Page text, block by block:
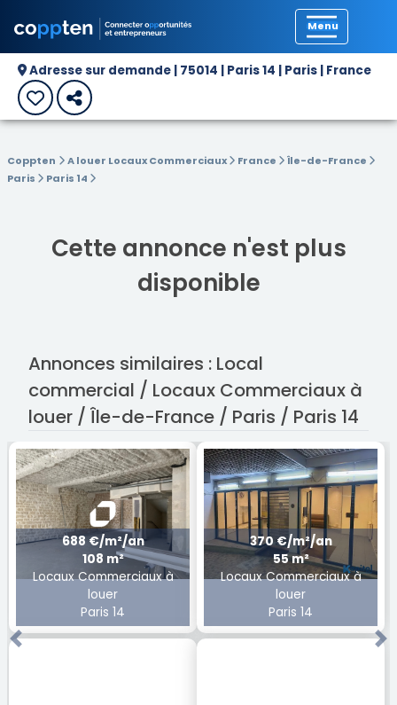
Adresse sur demande | 75014 | Paris 14 | Paris | France
Coppten A louer Locaux Commerciaux France
Île-de-France
Paris
Paris 14
Cette annonce n'est plus
disponible
Annonces similaires : Local
commercial / Locaux Commerciaux à
louer / Île-de-France / Paris / Paris 14
688 €/m²/an
108 m²
Locaux Commerciaux à
louer
Paris 14
370 €/m²/an
55 m²
Locaux Commerciaux à
louer
Paris 14
Previous